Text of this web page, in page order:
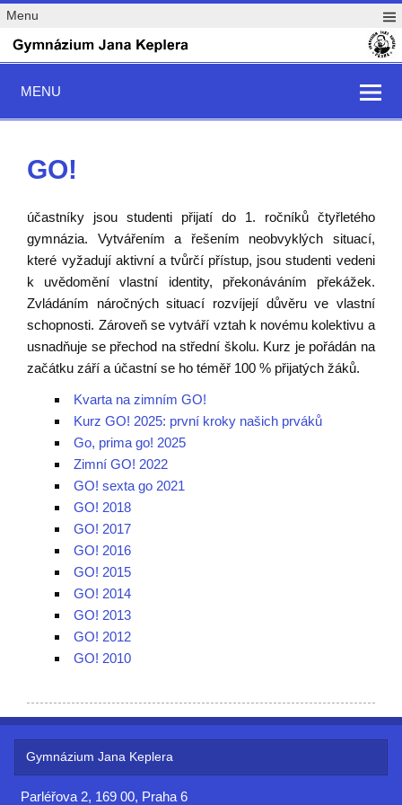
Menu
MENU
GO!
účastníky jsou studenti přijatí do 1. ročníků čtyřletého
gymnázia. Vytvářením a řešením neobvyklých situací,
které vyžadují aktivní a tvůrčí přístup, jsou studenti vedeni
k uvědomění vlastní identity, překonáváním překážek.
Zvládáním náročných situací rozvíjejí důvěru ve vlastní
schopnosti. Zároveň se vytváří vztah k novému kolektivu a
usnadňuje se přechod na střední školu. Kurz je pořádán na
začátku září a účastní se ho téměř 100 % přijatých žáků.
Kvarta na zimním GO!
Kurz GO! 2025: první kroky našich prváků
Go, prima go! 2025
Zimní GO! 2022
GO! sexta go 2021
GO! 2018
GO! 2017
GO! 2016
GO! 2015
GO! 2014
GO! 2013
GO! 2012
GO! 2010
Gymnázium Jana Keplera
Parléřova 2, 169 00, Praha 6